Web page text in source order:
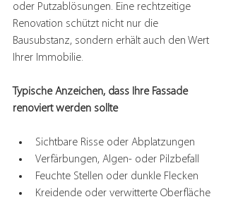
oder Putzablösungen. Eine rechtzeitige
Renovation schützt nicht nur die
Bausubstanz, sondern erhält auch den Wert
Ihrer Immobilie.
Typische Anzeichen, dass Ihre Fassade
renoviert werden sollte
Sichtbare Risse oder Abplatzungen
Verfärbungen, Algen- oder Pilzbefall
Feuchte Stellen oder dunkle Flecken
Kreidende oder verwitterte Oberfläche